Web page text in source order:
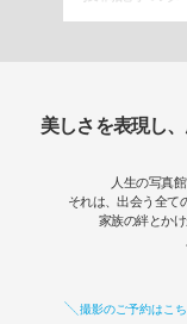
美しさを表現し
人生の写真
それは、出会う全て
家族の絆とか
撮影のご予約はこ